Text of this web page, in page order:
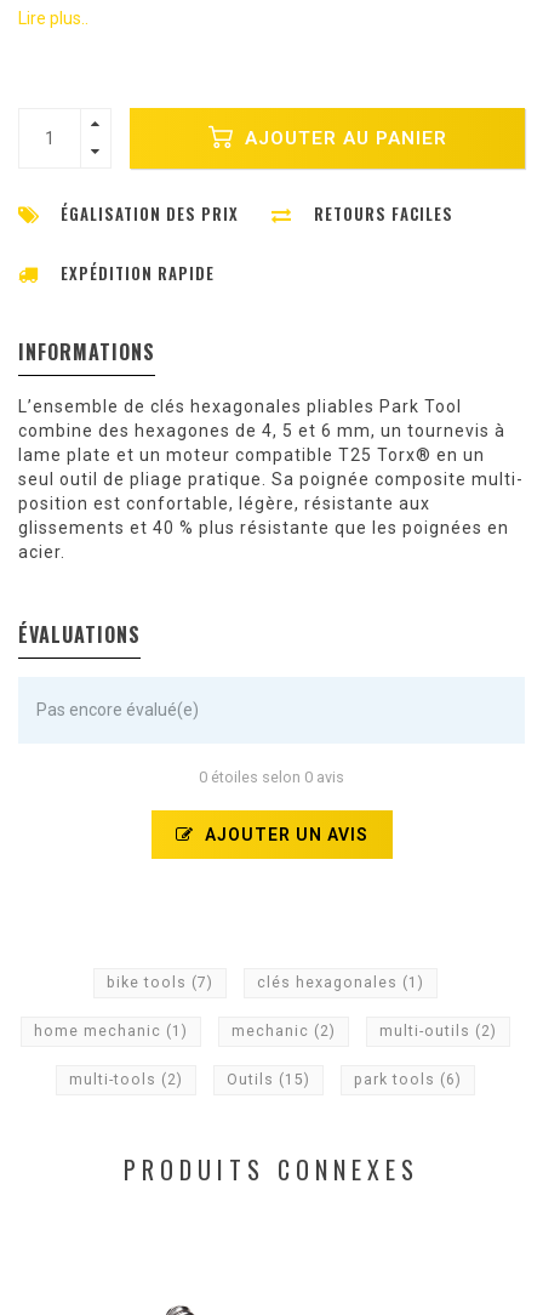
Lire plus..
AJOUTER AU PANIER
ÉGALISATION DES PRIX RETOURS FACILES
EXPÉDITION RAPIDE
INFORMATIONS
L’ensemble de clés hexagonales pliables Park Tool
combine des hexagones de 4, 5 et 6 mm, un tournevis à
lame plate et un moteur compatible T25 Torx® en un
seul outil de pliage pratique. Sa poignée composite multi-
position est confortable, légère, résistante aux
glissements et 40 % plus résistante que les poignées en
acier.
ÉVALUATIONS
Pas encore évalué(e)
0 étoiles selon 0 avis
AJOUTER UN AVIS
bike tools (7) clés hexagonales (1)
home mechanic (1) mechanic (2) multi-outils (2)
multi-tools (2) Outils (15) park tools (6)
PRODUITS CONNEXES